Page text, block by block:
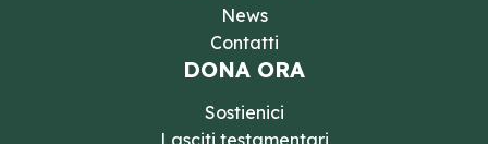
News
Contatti
DONA ORA
Sostienici
Lasciti testamentari